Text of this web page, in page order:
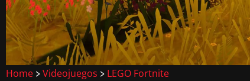
Home > Videojuegos > LEGO Fortnite